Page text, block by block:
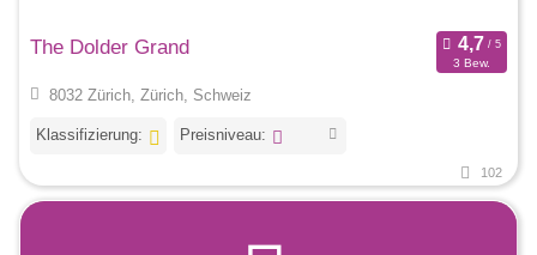
The Dolder Grand
3 Bew.
8032 Zürich, Zürich, Schweiz
Klassifizierung: Preisniveau:
102